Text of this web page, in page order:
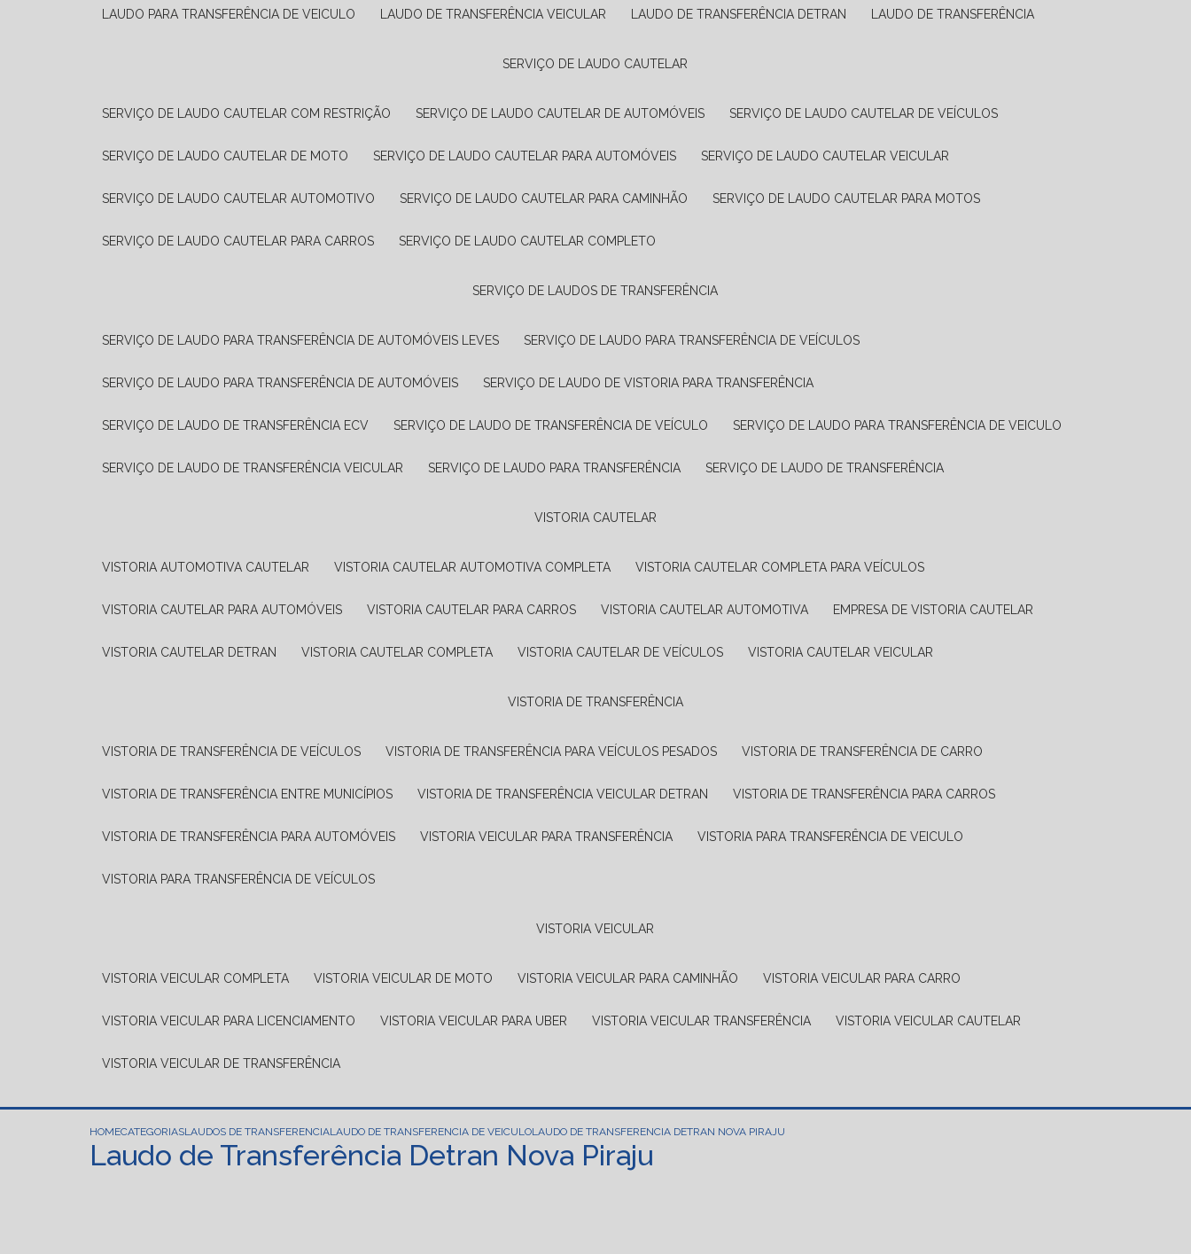
LAUDO PARA TRANSFERÊNCIA DE VEICULO LAUDO DE TRANSFERÊNCIA VEICULAR LAUDO DE TRANSFERÊNCIA DETRAN LAUDO DE TRANSFERÊNCIA
SERVIÇO DE LAUDO CAUTELAR
SERVIÇO DE LAUDO CAUTELAR COM RESTRIÇÃO SERVIÇO DE LAUDO CAUTELAR DE AUTOMÓVEIS SERVIÇO DE LAUDO CAUTELAR DE VEÍCULOS
SERVIÇO DE LAUDO CAUTELAR DE MOTO SERVIÇO DE LAUDO CAUTELAR PARA AUTOMÓVEIS SERVIÇO DE LAUDO CAUTELAR VEICULAR
SERVIÇO DE LAUDO CAUTELAR AUTOMOTIVO SERVIÇO DE LAUDO CAUTELAR PARA CAMINHÃO SERVIÇO DE LAUDO CAUTELAR PARA MOTOS
SERVIÇO DE LAUDO CAUTELAR PARA CARROS SERVIÇO DE LAUDO CAUTELAR COMPLETO
SERVIÇO DE LAUDOS DE TRANSFERÊNCIA
SERVIÇO DE LAUDO PARA TRANSFERÊNCIA DE AUTOMÓVEIS LEVES SERVIÇO DE LAUDO PARA TRANSFERÊNCIA DE VEÍCULOS
SERVIÇO DE LAUDO PARA TRANSFERÊNCIA DE AUTOMÓVEIS SERVIÇO DE LAUDO DE VISTORIA PARA TRANSFERÊNCIA
SERVIÇO DE LAUDO DE TRANSFERÊNCIA ECV SERVIÇO DE LAUDO DE TRANSFERÊNCIA DE VEÍCULO SERVIÇO DE LAUDO PARA TRANSFERÊNCIA DE VEICULO
SERVIÇO DE LAUDO DE TRANSFERÊNCIA VEICULAR SERVIÇO DE LAUDO PARA TRANSFERÊNCIA SERVIÇO DE LAUDO DE TRANSFERÊNCIA
VISTORIA CAUTELAR
VISTORIA AUTOMOTIVA CAUTELAR VISTORIA CAUTELAR AUTOMOTIVA COMPLETA VISTORIA CAUTELAR COMPLETA PARA VEÍCULOS
VISTORIA CAUTELAR PARA AUTOMÓVEIS VISTORIA CAUTELAR PARA CARROS VISTORIA CAUTELAR AUTOMOTIVA EMPRESA DE VISTORIA CAUTELAR
VISTORIA CAUTELAR DETRAN VISTORIA CAUTELAR COMPLETA VISTORIA CAUTELAR DE VEÍCULOS VISTORIA CAUTELAR VEICULAR
VISTORIA DE TRANSFERÊNCIA
VISTORIA DE TRANSFERÊNCIA DE VEÍCULOS VISTORIA DE TRANSFERÊNCIA PARA VEÍCULOS PESADOS VISTORIA DE TRANSFERÊNCIA DE CARRO
VISTORIA DE TRANSFERÊNCIA ENTRE MUNICÍPIOS VISTORIA DE TRANSFERÊNCIA VEICULAR DETRAN VISTORIA DE TRANSFERÊNCIA PARA CARROS
VISTORIA DE TRANSFERÊNCIA PARA AUTOMÓVEIS VISTORIA VEICULAR PARA TRANSFERÊNCIA VISTORIA PARA TRANSFERÊNCIA DE VEICULO
VISTORIA PARA TRANSFERÊNCIA DE VEÍCULOS
VISTORIA VEICULAR
VISTORIA VEICULAR COMPLETA VISTORIA VEICULAR DE MOTO VISTORIA VEICULAR PARA CAMINHÃO VISTORIA VEICULAR PARA CARRO
VISTORIA VEICULAR PARA LICENCIAMENTO VISTORIA VEICULAR PARA UBER VISTORIA VEICULAR TRANSFERÊNCIA VISTORIA VEICULAR CAUTELAR
VISTORIA VEICULAR DE TRANSFERÊNCIA
HOMECATEGORIASLAUDOS DE TRANSFERENCIALAUDO DE TRANSFERENCIA DE VEICULOLAUDO DE TRANSFERENCIA DETRAN NOVA PIRAJU
Laudo de Transferência Detran Nova Piraju